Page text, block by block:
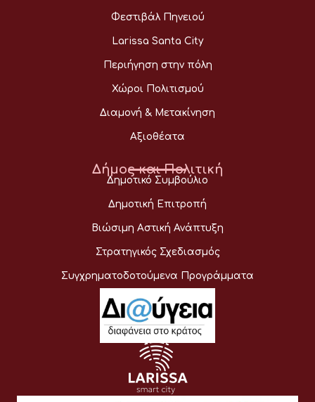
Φεστιβάλ Πηνειού
Larissa Santa City
Περιήγηση στην πόλη
Χώροι Πολιτισμού
Διαμονή & Μετακίνηση
Αξιοθέατα
Δήμος και Πολιτική
Δημοτικό Συμβούλιο
Δημοτική Επιτροπή
Βιώσιμη Αστική Ανάπτυξη
Στρατηγικός Σχεδιασμός
Συγχρηματοδοτούμενα Προγράμματα